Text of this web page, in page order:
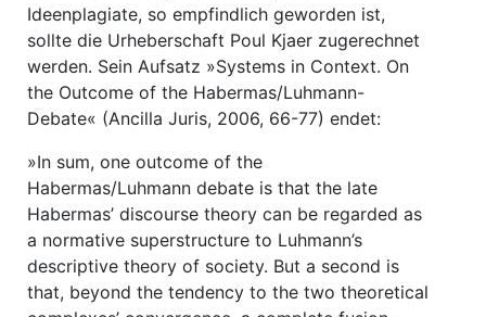
Ideenplagiate, so empfindlich geworden ist,
sollte die Urheberschaft Poul Kjaer zugerechnet
werden. Sein Aufsatz »Systems in Context. On
the Outcome of the Habermas/Luhmann-
Debate« (Ancilla Juris, 2006, 66-77) endet:
»In sum, one outcome of the
Habermas/Luhmann debate is that the late
Habermas’ discourse theory can be regarded as
a normative superstructure to Luhmann’s
descriptive theory of society. But a second is
that, beyond the tendency to the two theoretical